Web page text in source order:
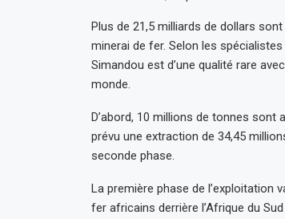
Plus de 21,5 milliards de dollars
minerai de fer. Selon les
Simandou est d’une qualité rare
monde.
D’abord, 10 millions de tonnes sont
prévu une extraction de 34,45
seconde phase.
La première phase de l’exploitation
fer africains derrière l’Afrique du